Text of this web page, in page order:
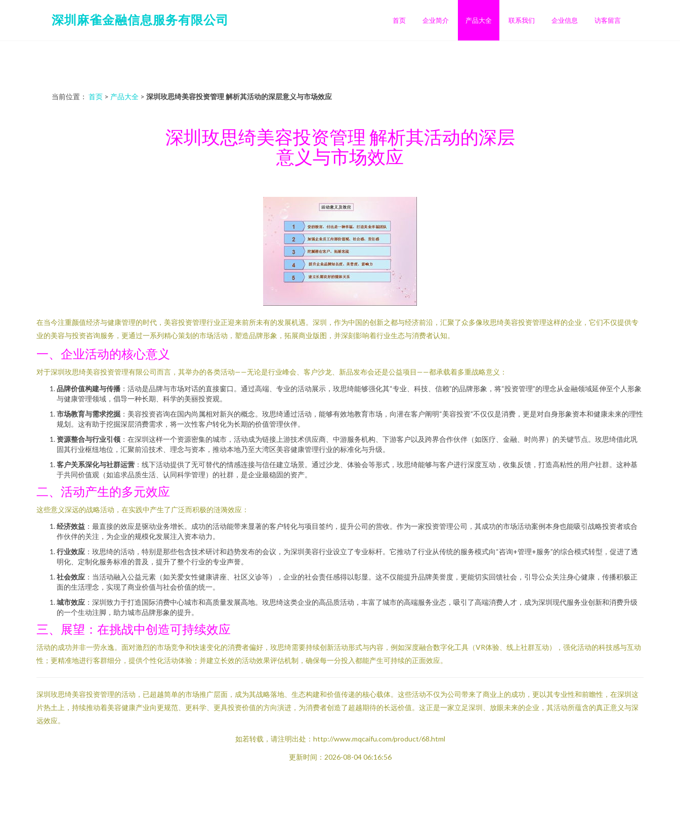
深圳麻雀金融信息服务有限公司 首页 企业简介 产品大全 联系我们 企业信息 访客留言
当前位置： 首页 > 产品大全 > 深圳玫思绮美容投资管理 解析其活动的深层意义与市场效应
深圳玫思绮美容投资管理 解析其活动的深层
意义与市场效应
在当今注重颜值经济与健康管理的时代，美容投资管理行业正迎来前所未有的发展机遇。深圳，作为中国的创新之都与经济前沿，汇聚了众多像玫思绮美容投资管理这样的企业，它们不仅提供专
业的美容与投资咨询服务，更通过一系列精心策划的市场活动，塑造品牌形象，拓展商业版图，并深刻影响着行业生态与消费者认知。
一、企业活动的核心意义
对于深圳玫思绮美容投资管理有限公司而言，其举办的各类活动——无论是行业峰会、客户沙龙、新品发布会还是公益项目——都承载着多重战略意义：
品牌价值构建与传播 ：活动是品牌与市场对话的直接窗口。通过高端、专业的活动展示，玫思绮能够强化其“专业、科技、信赖”的品牌形象，将“投资管理”的理念从金融领域延伸至个人形象
与健康管理领域，倡导一种长期、科学的美丽投资观。
市场教育与需求挖掘 ：美容投资咨询在国内尚属相对新兴的概念。玫思绮通过活动，能够有效地教育市场，向潜在客户阐明“美容投资”不仅仅是消费，更是对自身形象资本和健康未来的理性
规划。这有助于挖掘深层消费需求，将一次性客户转化为长期的价值管理伙伴。
资源整合与行业引领 ：在深圳这样一个资源密集的城市，活动成为链接上游技术供应商、中游服务机构、下游客户以及跨界合作伙伴（如医疗、金融、时尚界）的关键节点。玫思绮借此巩
固其行业枢纽地位，汇聚前沿技术、理念与资本，推动本地乃至大湾区美容健康管理行业的标准化与升级。
客户关系深化与社群运营 ：线下活动提供了无可替代的情感连接与信任建立场景。通过沙龙、体验会等形式，玫思绮能够与客户进行深度互动，收集反馈，打造高粘性的用户社群。这种基
于共同价值观（如追求品质生活、认同科学管理）的社群，是企业最稳固的资产。
二、活动产生的多元效应
这些意义深远的战略活动，在实践中产生了广泛而积极的涟漪效应：
经济效益 ：最直接的效应是驱动业务增长。成功的活动能带来显著的客户转化与项目签约，提升公司的营收。作为一家投资管理公司，其成功的市场活动案例本身也能吸引战略投资者或合
作伙伴的关注，为企业的规模化发展注入资本动力。
行业效应 ：玫思绮的活动，特别是那些包含技术研讨和趋势发布的会议，为深圳美容行业设立了专业标杆。它推动了行业从传统的服务模式向“咨询+管理+服务”的综合模式转型，促进了透
明化、定制化服务标准的普及，提升了整个行业的专业声誉。
社会效应 ：当活动融入公益元素（如关爱女性健康讲座、社区义诊等），企业的社会责任感得以彰显。这不仅能提升品牌美誉度，更能切实回馈社会，引导公众关注身心健康，传播积极正
面的生活理念，实现了商业价值与社会价值的统一。
城市效应 ：深圳致力于打造国际消费中心城市和高质量发展高地。玫思绮这类企业的高品质活动，丰富了城市的高端服务业态，吸引了高端消费人才，成为深圳现代服务业创新和消费升级
的一个生动注脚，助力城市品牌形象的提升。
三、展望：在挑战中创造可持续效应
活动的成功并非一劳永逸。面对激烈的市场竞争和快速变化的消费者偏好，玫思绮需要持续创新活动形式与内容，例如深度融合数字化工具（VR体验、线上社群互动），强化活动的科技感与互动
性；更精准地进行客群细分，提供个性化活动体验；并建立长效的活动效果评估机制，确保每一分投入都能产生可持续的正面效应。
深圳玫思绮美容投资管理的活动，已超越简单的市场推广层面，成为其战略落地、生态构建和价值传递的核心载体。这些活动不仅为公司带来了商业上的成功，更以其专业性和前瞻性，在深圳这
片热土上，持续推动着美容健康产业向更规范、更科学、更具投资价值的方向演进，为消费者创造了超越期待的长远价值。这正是一家立足深圳、放眼未来的企业，其活动所蕴含的真正意义与深
远效应。
如若转载，请注明出处：http://www.mqcaifu.com/product/68.html
更新时间：2026-08-04 06:16:56